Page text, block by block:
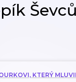
KTERÝ